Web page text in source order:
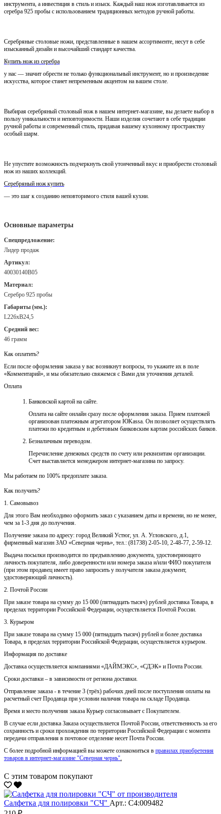
инструмента, а инвестиция в стиль и изыск. Каждый наш нож изготавливается из
серебра 925 пробы с использованием традиционных методов ручной работы.
Серебряные столовые ножи, представленные в нашем ассортименте, несут в себе
изысканный дизайн и высочайший стандарт качества.
Купить нож из серебра
у нас — значит обрести не только функциональный инструмент, но и произведение
искусства, которое станет непременным акцентом на вашем столе.
Выбирая серебряный столовый нож в нашем интернет-магазине, вы делаете выбор в
пользу уникальности и неповторимости. Наши изделия сочетают в себе традиции
ручной работы и современный стиль, придавая вашему кухонному пространству
особый шарм.
Не упустите возможность подчеркнуть свой утонченный вкус и приобрести столовый
нож из наших коллекций.
Серебряный нож купить
— это шаг к созданию неповторимого стиля вашей кухни.
Основные параметры
Спецпредложение:
Лидер продаж
Артикул:
40030140В05
Материал:
Серебро 925 пробы
Габариты (мм.):
L226хB24,5
Средний вес:
46 грамм
Как оплатить?
Если после оформления заказа у вас возникнут вопросы, то укажите их в поле
«Комментарий», и мы обязательно свяжемся с Вами для уточнения деталей.
Оплата
Банковской картой на сайте.
Оплата на сайте онлайн сразу после оформления заказа. Прием платежей
организован платежным агрегатором ЮKassa. Он позволяет осуществлять
платежи по кредитным и дебетовым банковским картам российских банков.
Безналичным переводом.
Перечисление денежных средств по счету или реквизитам организации.
Счет выставляется менеджером интернет-магазина по запросу.
Мы работаем по 100% предоплате заказа.
Как получить?
1. Самовывоз
Для этого Вам необходимо оформить заказ с указанием даты и времени, но не менее,
чем за 1-3 дня до получения.
Получение заказа по адресу: город Великий Устюг, ул. А. Угловского, д.1,
фирменный магазин ЗАО «Северная чернь», тел.: (81738) 2-05-10, 2-48-77, 2-59-12.
Выдача посылки производится по предъявлению документа, удостоверяющего
личность покупателя, либо доверенности или номера заказа и/или ФИО покупателя
(при этом продавец имеет право запросить у получателя заказа документ,
удостоверяющий личность).
2. Почтой России
При заказе товара на сумму до 15 000 (пятнадцать тысяч) рублей доставка Товара, в
пределах территории Российской Федерации, осуществляется Почтой России.
3. Курьером
При заказе товара на сумму 15 000 (пятнадцать тысяч) рублей и более доставка
Товара, в пределах территории Российской Федерации, осуществляется курьером.
Информация по доставке
Доставка осуществляется компаниями «ДАЙМЭКС», «СДЭК» и Почта России.
Сроки доставки – в зависимости от региона доставки.
Отправление заказа - в течение 3 (трёх) рабочих дней после поступления оплаты на
расчетный счет Продавца при условии наличия товара на складе Продавца.
Время и место получения заказа Курьер согласовывает с Покупателем.
В случае если доставка Заказа осуществляется Почтой России, ответственность за его
сохранность и сроки прохождения по территории Российской Федерации с момента
передачи отправления в почтовое отделение несет Почта России.
С более подробной информацией вы можете ознакомиться в правилах приобретения
товаров в интернет-магазине "Северная чернь".
С этим товаром покупают
Салфетка для полировки "CЧ" Арт.: С4:009482